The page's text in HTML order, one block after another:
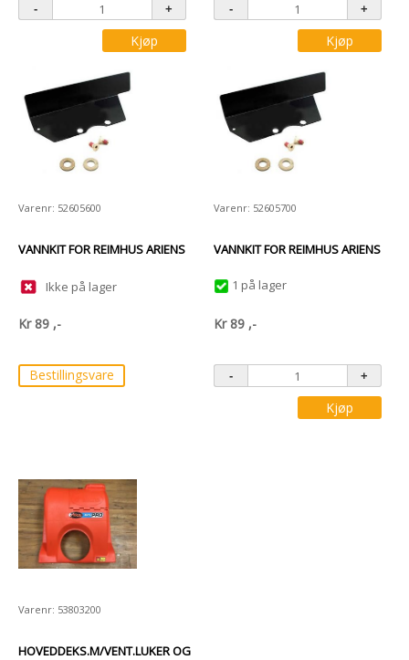
Kjøp Kjøp
Varenr: 52605600
VANNKIT FOR REIMHUS ARIENS
Ikke på lager
Kr 89 ,-
Bestillingsvare
Varenr: 52605700
VANNKIT FOR REIMHUS ARIENS
1 på lager
Kr 89 ,-
Kjøp
Varenr: 53803200
HOVEDDEKS.M/VENT.LUKER OG